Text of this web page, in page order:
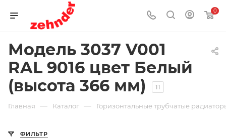
0
Модель 3037 V001
RAL 9016 цвет Белый
(высота 366 мм)
11
Главная — Каталог — Горизонтальные трубчатые
ФИЛЬТР